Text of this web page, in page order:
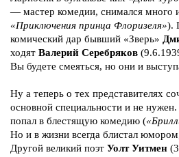
— мастер комедии, снимался много
«Приключения принца Флоризеля»).
комический дар бывший «Зверь»
ходят Валерий Серебряков
Вы будете смеяться, но они и
Ну а теперь о тех представителях
основной специальности и не
попал в блестящую комедию (
Но и в жизни всегда блистал
Другой великий поэт Уолт Уитмен